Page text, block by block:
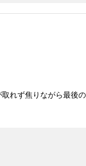
れず焦りながら最後